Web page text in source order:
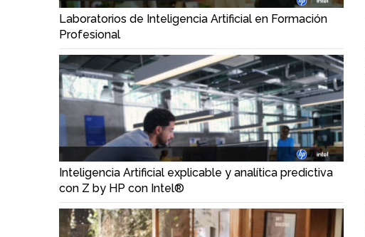
Laboratorios de Inteligencia Artificial en Formación
Profesional
Inteligencia Artificial explicable y analítica predictiva
con Z by HP con Intel®